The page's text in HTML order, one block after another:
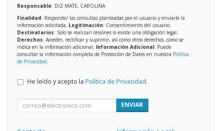
Responsable: DIZ MATE, CAROLINA
Finalidad: Responder las consultas planteadas por el usuario y enviarle la
información solicitada; Legitimación: Consentimiento del usuario;
Destinatarios: Solo se realizan cesiones si existe una obligación legal;
Derechos: Acceder, rectificar y suprimir, así como otros derechos, como se
indica en la información adicional; Información Adicional: Puede
consultar la información completa de Protección de Datos en nuestra Política
de Privacidad.
He leído y acepto la Política de Privacidad.
ENVIAR